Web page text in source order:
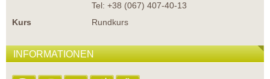
Tel: +38 (067) 407-40-13
Kurs
Rundkurs
INFORMATIONEN